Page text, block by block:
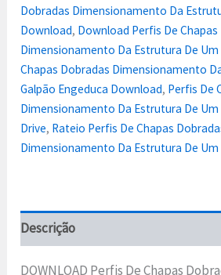
Dobradas Dimensionamento Da
Download, Download Perfis De
Dimensionamento Da Estrutura De Um
Chapas Dobradas Dimensionamento
Galpão Engeduca Download, Perfis De
Dimensionamento Da Estrutura De Um
Drive, Rateio Perfis De Chapas
Dimensionamento Da Estrutura De Um
Descrição
DOWNLOAD Perfis De Chapas